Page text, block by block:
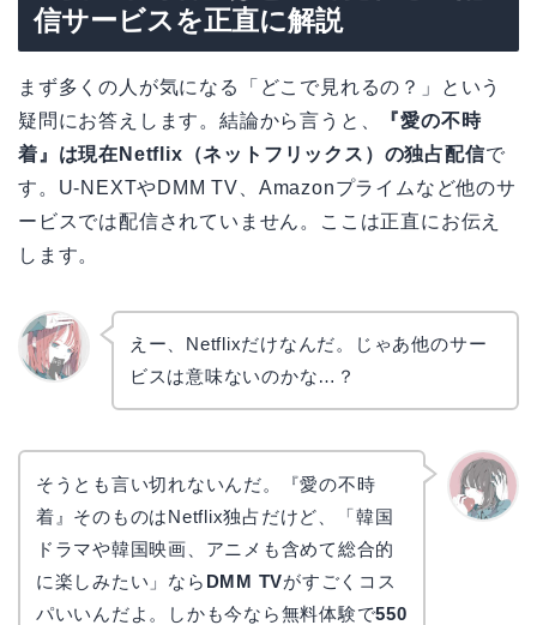
信サービスを正直に解説
まず多くの人が気になる「どこで見れるの？」という
疑問にお答えします。結論から言うと、
『愛の不時
着』は現在Netflix（ネットフリックス）の独占配信で
す。U-NEXTやDMM TV、Amazonプライムなど他のサ
ービスでは配信されていません。ここは正直にお伝え
します。
えー、Netflixだけなんだ。じゃあ他のサー
ビスは意味ないのかな…？
そうとも言い切れないんだ。『愛の不時
着』そのものはNetflix独占だけど、「韓国
ドラマや韓国映画、アニメも含めて総合的
に楽しみたい」なら DMM TVがすごくコス
パいいんだよ。しかも今なら無料体験で550